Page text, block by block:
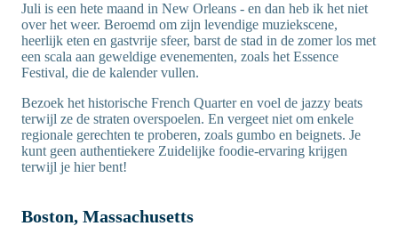
Juli is een hete maand in New Orleans - en dan heb ik het niet
over het weer. Beroemd om zijn levendige muziekscene,
heerlijk eten en gastvrije sfeer, barst de stad in de zomer los met
een scala aan geweldige evenementen, zoals het Essence
Festival, die de kalender vullen.
Bezoek het historische French Quarter en voel de jazzy beats
terwijl ze de straten overspoelen. En vergeet niet om enkele
regionale gerechten te proberen, zoals gumbo en beignets. Je
kunt geen authentiekere Zuidelijke foodie-ervaring krijgen
terwijl je hier bent!
Boston, Massachusetts